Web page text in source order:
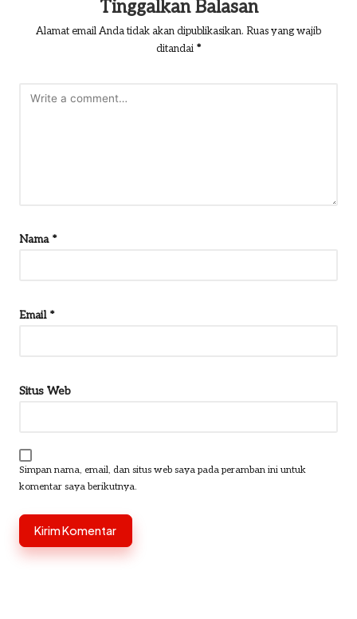
Tinggalkan Balasan
Alamat email Anda tidak akan dipublikasikan. Ruas yang wajib
ditandai *
Nama *
Email *
Situs Web
Simpan nama, email, dan situs web saya pada peramban ini untuk
komentar saya berikutnya.